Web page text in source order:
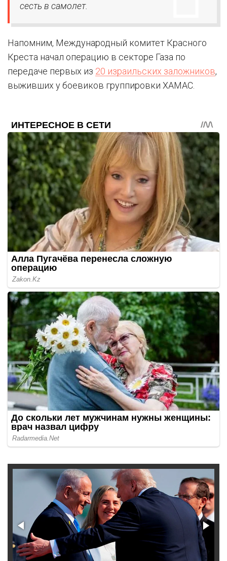
сесть в самолет.
Напомним, Международный комитет Красного
Креста начал операцию в секторе Газа по
передаче первых из 20 израильских заложников,
выживших у боевиков группировки ХАМАС.